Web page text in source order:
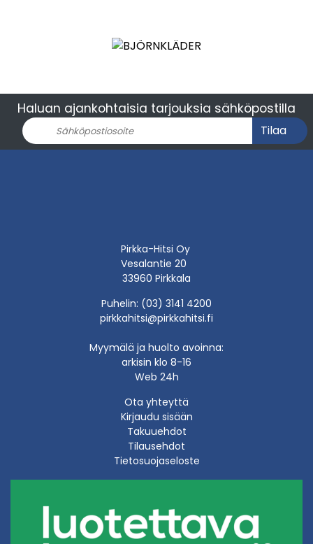
Haluan ajankohtaisia tarjouksia sähköpostilla
Tilaa
Pirkka-Hitsi Oy
Vesalantie 20
33960 Pirkkala
Puhelin: (03) 3141 4200
pirkkahitsi@pirkkahitsi.fi
Myymälä ja huolto avoinna:
arkisin klo 8-16
Web 24h
Ota yhteyttä
Kirjaudu sisään
Takuuehdot
Tilausehdot
Tietosuojaseloste